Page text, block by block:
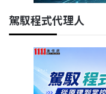
駕馭程式代理人